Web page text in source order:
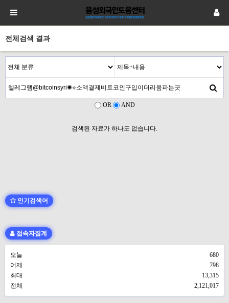
전체검색 결과
OR AND
검색된 자료가 하나도 없습니다.
인기검색어
접속자집계
오늘
680
어제
798
최대
13,315
전체
2,121,017